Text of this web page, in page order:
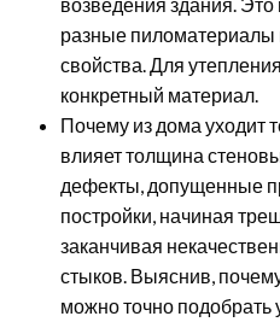
разные
свойства. Для
конкретный материал.
Почему из дома уходит
влияет толщина
дефекты, допущенные
постройки, начиная
заканчивая
стыков. Выяснив,
можно точно подобрать